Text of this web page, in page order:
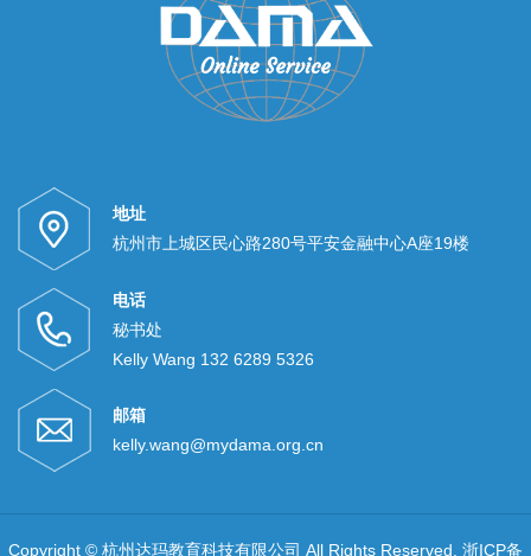
地址
杭州市上城区民心路280号平安金融中心A座19楼
电话
秘书处
Kelly Wang 132 6289 5326
邮箱
kelly.wang@mydama.org.cn
Copyright © 杭州达玛教育科技有限公司 All Rights Reserved. 浙ICP备